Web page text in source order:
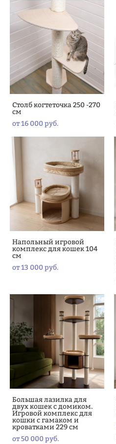
Столб когтеточка 250 -270
см
от 16 000 pуб.
Напольный игровой
комплекс для кошек 104
см
от 13 000 pуб.
Большая лазилка для
двух кошек с домиком.
Игровой комплекс для
кошки с гамаком и
кроватками 229 см
от 50 000 pуб.